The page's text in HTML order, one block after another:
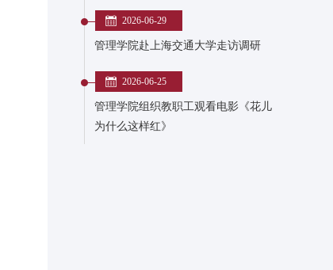
2026-06-29
管理学院赴上海交通大学走访调研
2026-06-25
管理学院组织教职工观看电影《花儿
为什么这样红》